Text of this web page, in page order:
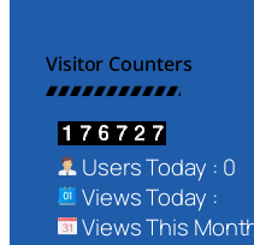
Visitor Counters
Users Today : 0
Views Today :
Views This